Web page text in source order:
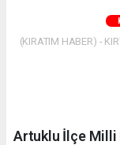
(KIRATIM HABER) -
Artuklu İlçe Milli